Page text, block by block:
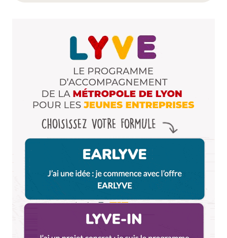
4ème dimension !
Moi j’ai testé le Quick à domicile avec Camille et B-
pour trouver le numéro de tel correspondant …
C’est con qu’ils aient arrêté tout de même !!!
17 février 2010 à 18 h 43 min
Répondre
Je confirme que Speed Burger, c’est franchement
pas super bon ni franchement chaud ( sans pour
autant avoir été malade)…
17 février 2010 à 19 h 25 min